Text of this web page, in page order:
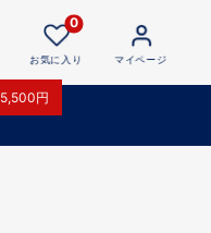
5,500円
0
お気に入り マイページ